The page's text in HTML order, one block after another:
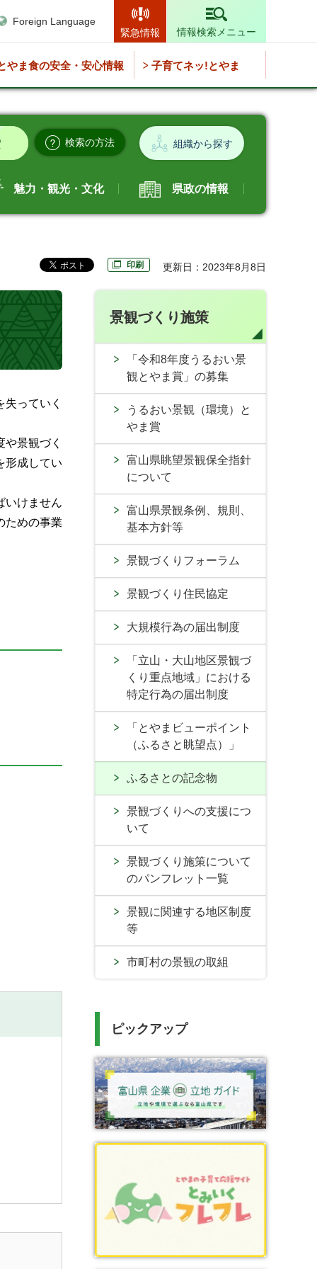
Foreign Language
緊急情報
情報検索メニュー
やま食の安全・安心情報 子育てネッ!とやま
検索の方法 組織から探す
魅力・観光・文化 県政の情報
印刷 更新日：2023年8月8日
っていく
景観づく
形成してい
いけません
ための事業
景観づくり施策
「令和8年度うるおい景
観とやま賞」の募集
うるおい景観（環境）と
やま賞
富山県眺望景観保全指針
について
富山県景観条例、規則、
基本方針等
景観づくりフォーラム
景観づくり住民協定
大規模行為の届出制度
「立山・大山地区景観づ
くり重点地域」における
特定行為の届出制度
「とやまビューポイント
（ふるさと眺望点）」
ふるさとの記念物
景観づくりへの支援につ
いて
景観づくり施策について
のパンフレット一覧
景観に関連する地区制度
等
市町村の景観の取組
ピックアップ